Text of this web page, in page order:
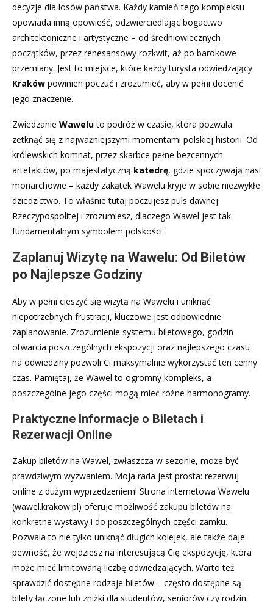
decyzje dla losów państwa. Każdy kamień tego kompleksu
opowiada inną opowieść, odzwierciedlając bogactwo
architektoniczne i artystyczne – od średniowiecznych
początków, przez renesansowy rozkwit, aż po barokowe
przemiany. Jest to miejsce, które każdy turysta odwiedzający
Kraków powinien poczuć i zrozumieć, aby w pełni docenić
jego znaczenie.
Zwiedzanie Waweluto podróż w czasie, która pozwala
zetknąć się z najważniejszymi momentami polskiej historii. Od
królewskich komnat, przez skarbce pełne bezcennych
artefaktów, po majestatyczną katedrę, gdzie spoczywają nasi
monarchowie – każdy zakątek Wawelu kryje w sobie niezwykłe
dziedzictwo. To właśnie tutaj poczujesz puls dawnej
Rzeczypospolitej i zrozumiesz, dlaczego Wawel jest tak
fundamentalnym symbolem polskości.
Zaplanuj Wizytę na Wawelu: Od Biletów
po Najlepsze Godziny
Aby w pełni cieszyć się wizytą na Wawelu i uniknąć
niepotrzebnych frustracji, kluczowe jest odpowiednie
zaplanowanie. Zrozumienie systemu biletowego, godzin
otwarcia poszczególnych ekspozycji oraz najlepszego czasu
na odwiedziny pozwoli Ci maksymalnie wykorzystać ten cenny
czas. Pamiętaj, że Wawel to ogromny kompleks, a
poszczególne jego części mogą mieć różne harmonogramy.
Praktyczne Informacje o Biletach i
Rezerwacji Online
Zakup biletów na Wawel, zwłaszcza w sezonie, może być
prawdziwym wyzwaniem. Moja rada jest prosta: rezerwuj
online z dużym wyprzedzeniem! Strona internetowa Wawelu
(wawel.krakow.pl) oferuje możliwość zakupu biletów na
konkretne wystawy i do poszczególnych części zamku.
Pozwala to nie tylko uniknąć długich kolejek, ale także daje
pewność, że wejdziesz na interesującą Cię ekspozycję, która
może mieć limitowaną liczbę odwiedzających. Warto też
sprawdzić dostępne rodzaje biletów – często dostępne są
bilety łączone lub zniżki dla studentów, seniorów czy rodzin.